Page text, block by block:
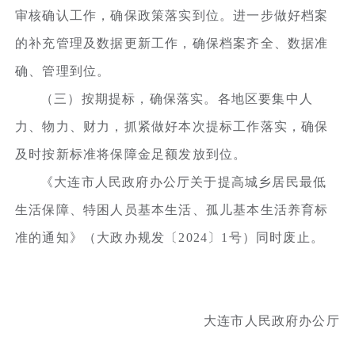
审核确认工作，确保政策落实到位。进一步做好档案
的补充管理及数据更新工作，确保档案齐全、数据准
确、管理到位。
（三）按期提标，确保落实。各地区要集中人
力、物力、财力，抓紧做好本次提标工作落实，确保
及时按新标准将保障金足额发放到位。
《大连市人民政府办公厅关于提高城乡居民最低
生活保障、特困人员基本生活、孤儿基本生活养育标
准的通知》（大政办规发〔2024〕1号）同时废止。
大连市人民政府办公厅